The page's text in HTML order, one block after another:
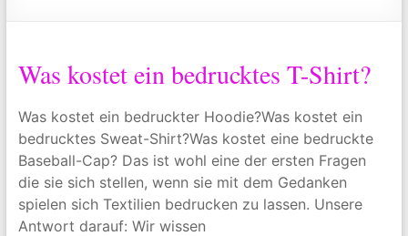
Was kostet ein bedrucktes T-Shirt?
Was kostet ein bedruckter Hoodie?Was kostet ein
bedrucktes Sweat-Shirt?Was kostet eine bedruckte
Baseball-Cap? Das ist wohl eine der ersten Fragen
die sie sich stellen, wenn sie mit dem Gedanken
spielen sich Textilien bedrucken zu lassen. Unsere
Antwort darauf: Wir wissen